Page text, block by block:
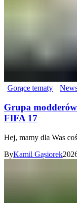
Gorące tematy
Grupa
FIFA 17
Hej, mamy dla Was
ByKamil Gąsiorek